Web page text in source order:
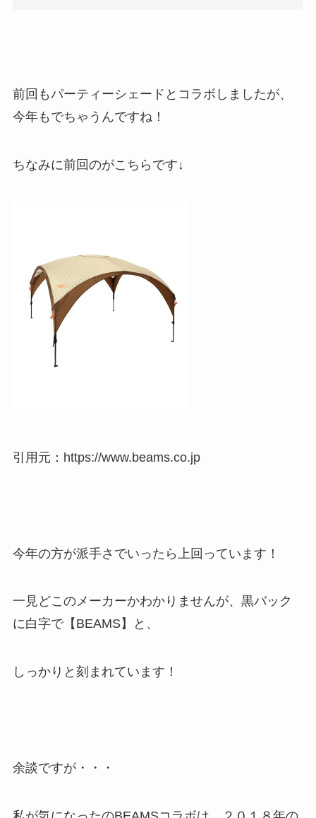
前回もパーティーシェードとコラボしましたが、
今年もでちゃうんですね！
ちなみに前回のがこちらです↓
引用元：https://www.beams.co.jp
今年の方が派手さでいったら上回っています！
一見どこのメーカーかわかりませんが、黒バック
に白字で【BEAMS】と、
しっかりと刻まれています！
余談ですが・・・